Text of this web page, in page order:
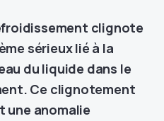
clignote
sérieux lié à la
du liquide dans le
Ce clignotement
une anomalie